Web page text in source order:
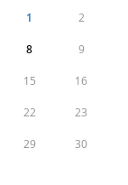
1 2
8 9
15 16
22 23
29 30